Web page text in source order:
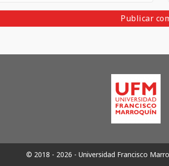
© 2018 - 2026 - Universidad Francisco